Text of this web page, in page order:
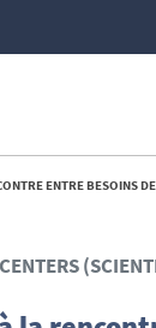
ENTRE BESOINS